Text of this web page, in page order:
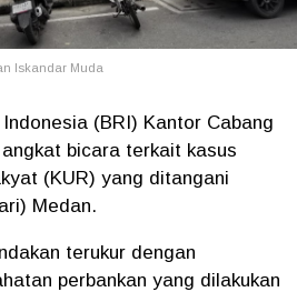
Iskandar Muda
(BRI) Kantor Cabang
bicara terkait kasus
(KUR) yang ditangani
Medan.
terukur dengan
perbankan yang dilakukan